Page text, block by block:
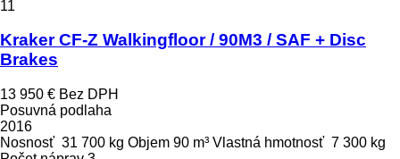
11
Kraker CF-Z Walkingfloor / 90M3 / SAF + Disc
Brakes
13 950 € Bez DPH
Posuvná podlaha
2016
Nosnosť 31 700 kg Objem 90 m³ Vlastná hmotnosť 7 300 kg